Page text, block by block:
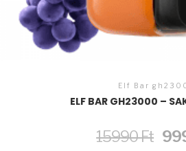
Elf Bar
ELF BAR GH23000 –
15990Ft Original
price